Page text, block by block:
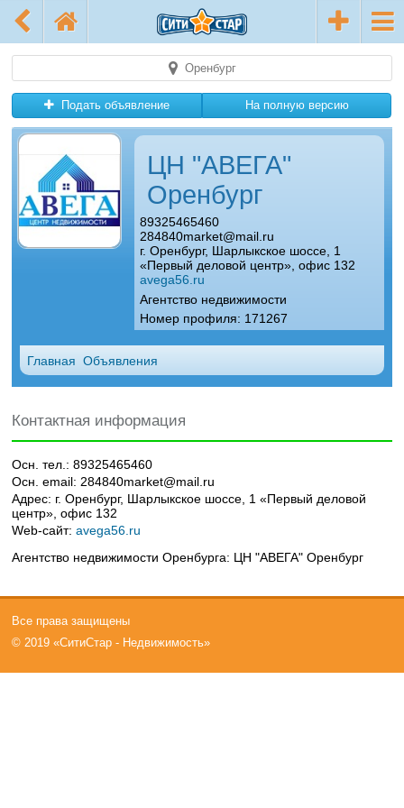
Оренбург
Подать объявление На полную версию
ЦН "АВЕГА"
Оренбург
89325465460
284840market@mail.ru
г. Оренбург, Шарлыкское шоссе, 1
«Первый деловой центр», офис 132
avega56.ru
Агентство недвижимости
Номер профиля: 171267
Главная Объявления
Контактная информация
Осн. тел.:89325465460
Осн. email: 284840market@mail.ru
Адрес: г. Оренбург, Шарлыкское шоссе, 1 «Первый деловой
центр», офис 132
Web-сайт:avega56.ru
Агентство недвижимости Оренбурга: ЦН "АВЕГА" Оренбург
Все права защищены
© 2019 «СитиСтар - Недвижимость»